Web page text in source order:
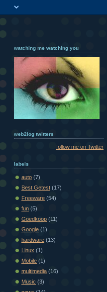
watching me watching you
web2log twitters
follow me on Twitter
labels
auto (7)
Best Getest (17)
Freeware (54)
fun (5)
Goedkoop (11)
Google (1)
hardware (13)
Linux (1)
Mobile (1)
multimedia (16)
Music (3)